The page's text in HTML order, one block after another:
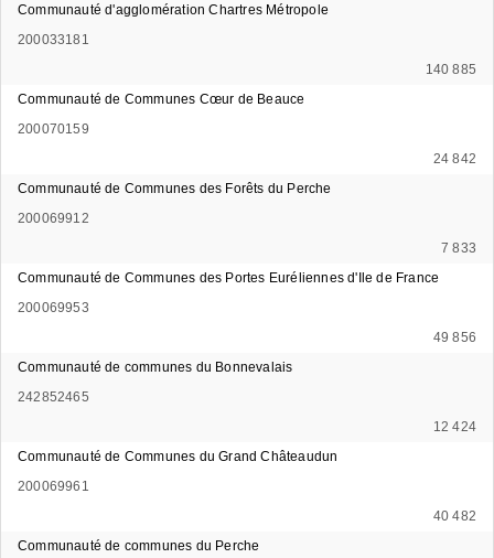
Communauté d'agglomération Chartres Métropole
200033181
140 885
Communauté de Communes Cœur de Beauce
200070159
24 842
Communauté de Communes des Forêts du Perche
200069912
7 833
Communauté de Communes des Portes Euréliennes d'Ile de France
200069953
49 856
Communauté de communes du Bonnevalais
242852465
12 424
Communauté de Communes du Grand Châteaudun
200069961
40 482
Communauté de communes du Perche